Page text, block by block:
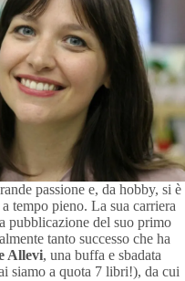
passione e, da hobby, si è
tempo pieno. La sua carriera
pubblicazione del suo primo
tanto successo che ha
Allevi, una buffa e sbadata
siamo a quota 7 libri!), da cui